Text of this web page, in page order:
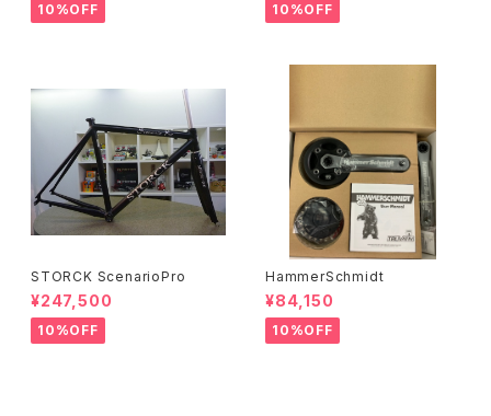
10%OFF 10%OFF
STORCK ScenarioPro
¥247,500
10%OFF
HammerSchmidt
¥84,150
10%OFF